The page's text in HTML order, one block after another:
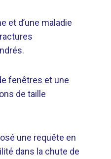
et d’une maladie
fenêtres et une
de taille
une requête en
dans la chute de